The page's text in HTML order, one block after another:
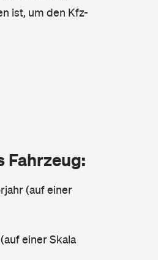
ist, um den Kfz-
Fahrzeug:
(auf einer
einer Skala